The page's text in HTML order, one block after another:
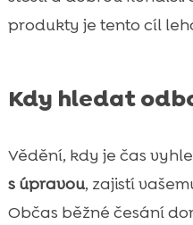
produkty je tento cíl
Kdy hledat
Vědění, kdy je čas
s úpravou, zajistí
Občas běžné česání